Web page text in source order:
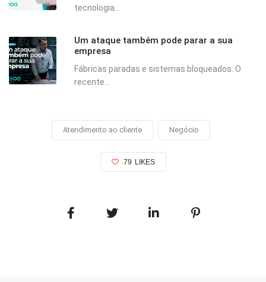
tecnologia...
Um ataque também pode parar a sua
empresa
Fábricas paradas e sistemas bloqueados. O
recente...
Atendimento ao cliente Negócio
79 LIKES